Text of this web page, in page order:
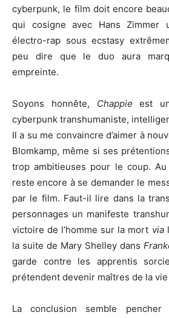
cyberpunk, le film doit encore
qui cosigne avec Hans Zimmer
électro-rap sous ecstasy
peu dire que le duo aura
empreinte.
Soyons honnête, Chappie est
cyberpunk transhumaniste,
Il a su me convaincre d’aimer à
Blomkamp, même si ses
trop ambitieuses pour le coup.
reste encore à se demander le
par le film. Faut-il lire dans la
personnages un manifeste
victoire de l’homme sur la mort via
la suite de Mary Shelley dans
garde contre les apprentis
prétendent devenir maîtres de la vie
La conclusion semble